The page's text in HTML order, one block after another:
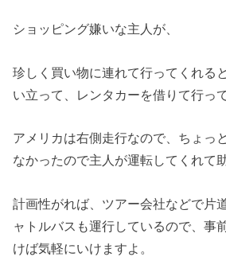
ショッピング嫌いな主人が、
珍しく買い物に連れて行ってくれる
い立って、レンタカーを借りて行っ
アメリカは右側走行なので、ちょっ
なかったので主人が運転してくれて
計画性がれば、ツアー会社などで片
ャトルバスも運行しているので、事
けば気軽にいけますよ。